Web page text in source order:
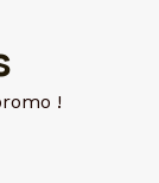
!